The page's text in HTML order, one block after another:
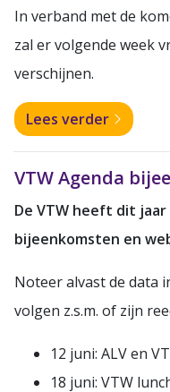
In verband met de
zal er volgende week
verschijnen.
Lees verder
VTW Agenda
De VTW heeft dit
bijeenkomsten en
Noteer alvast de data
volgen z.s.m. of zijn
12 juni: ALV en
18 juni: VTW